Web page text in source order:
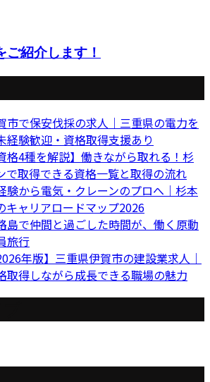
紹介します！
市で保安伐採の求人｜三重県の電力を
経験歓迎・資格取得支援あり
格4種を解説】働きながら取れる！杉
で取得できる資格一覧と取得の流れ
験から電気・クレーンのプロへ｜杉本
キャリアロードマップ2026
島で仲間と過ごした時間が、働く原動
旅行
年版】三重県伊賀市の建設業求人｜
取得しながら成長できる職場の魅力